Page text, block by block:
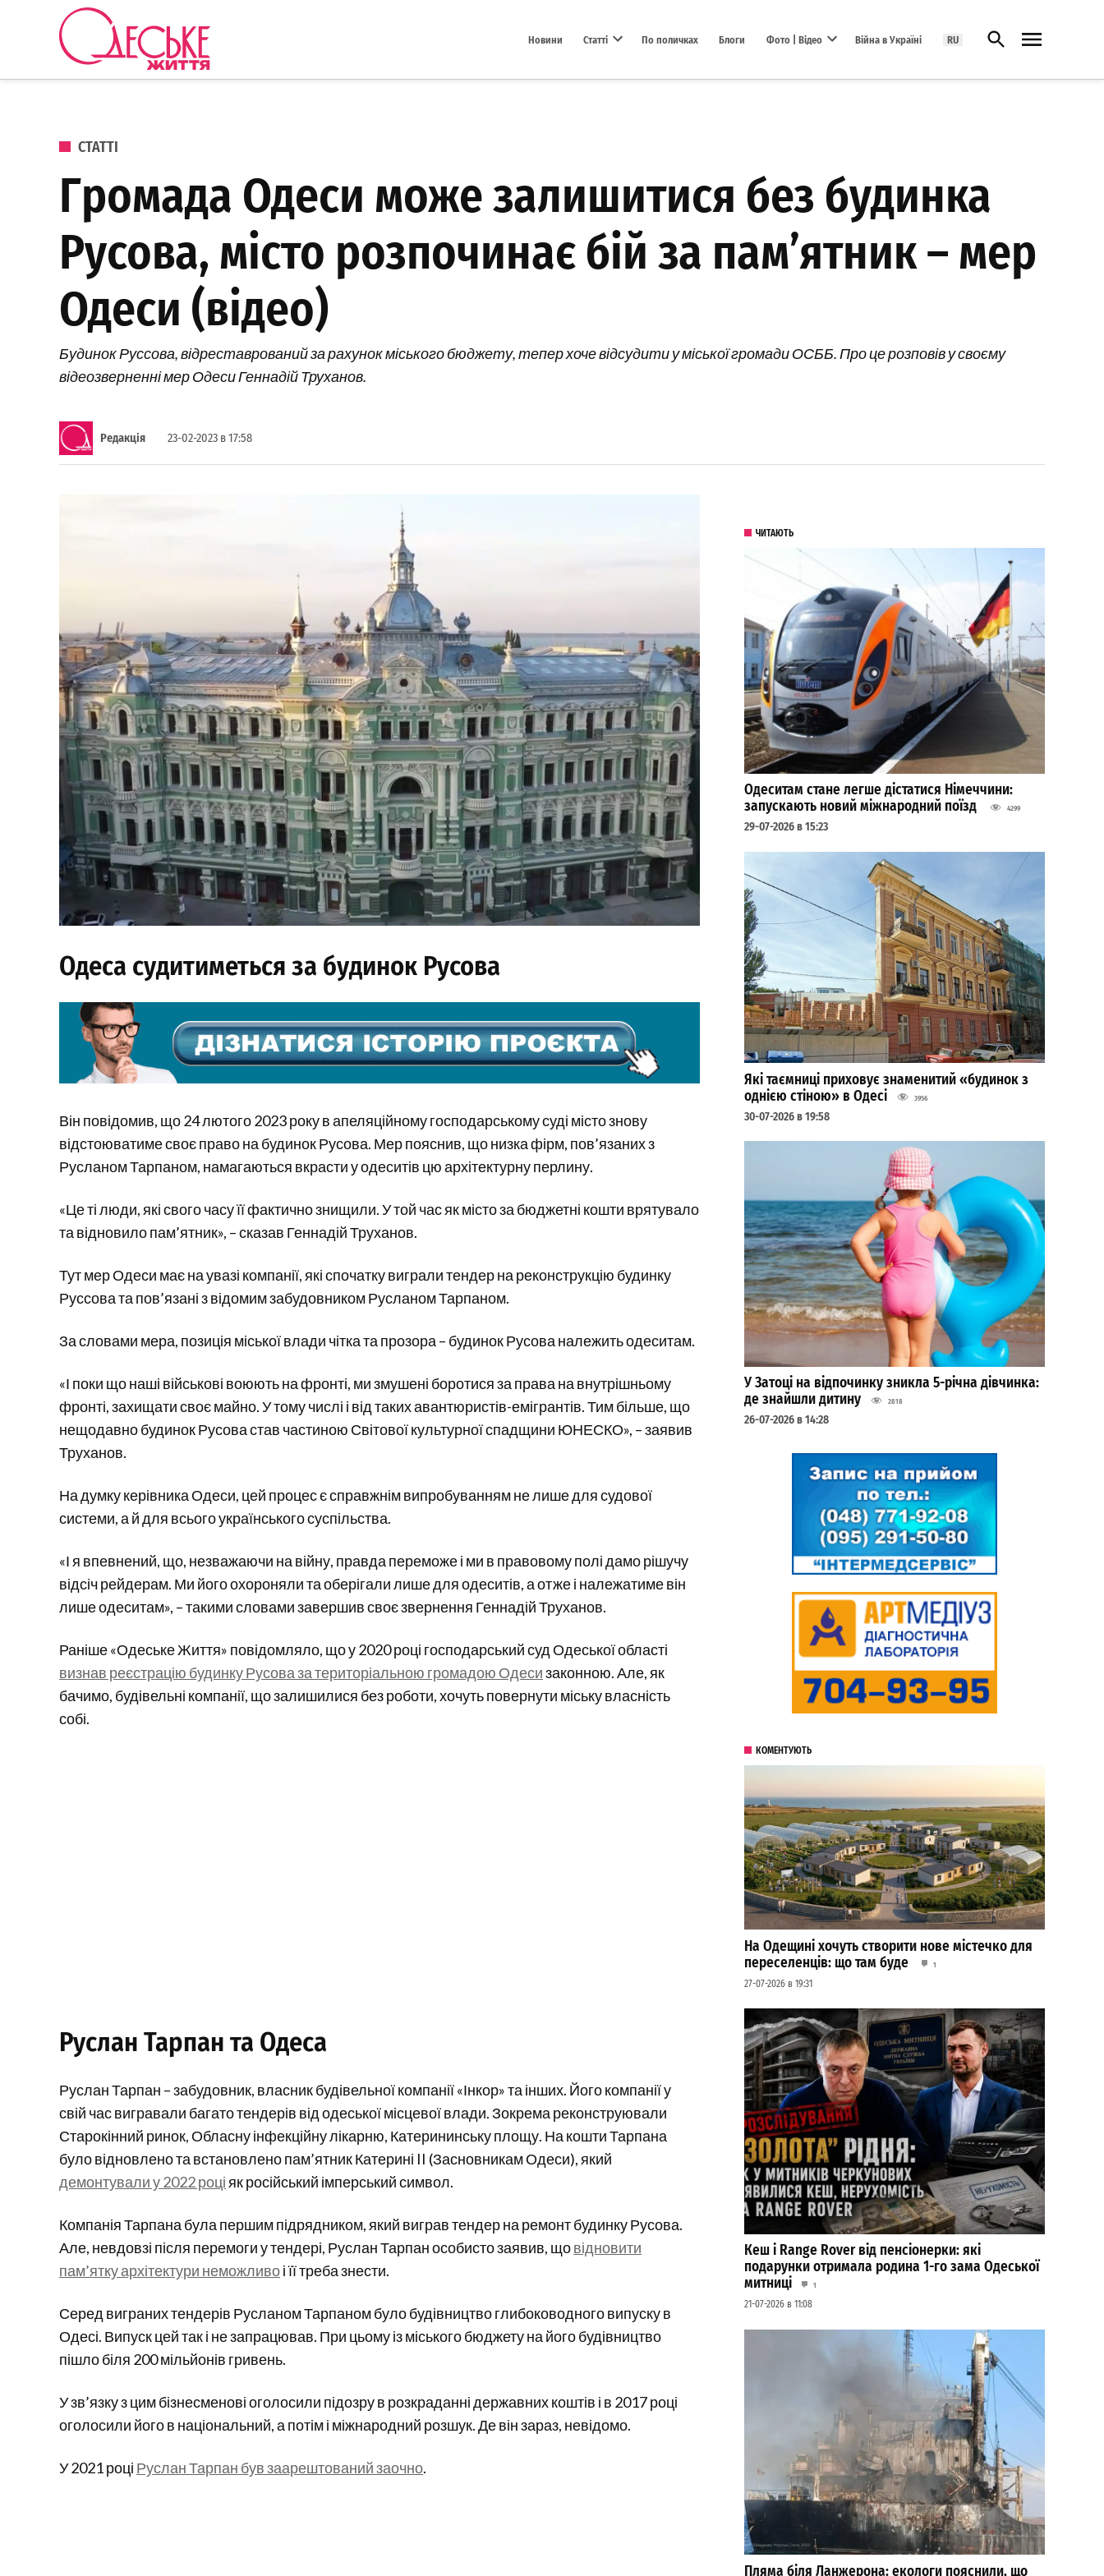
Перейти до вмісту
Новини Статті По поличках Блоги Фото | Відео Війна в Україні RU Відкрити пошук
ОПУБЛІКОВАНО В
СТАТТІ
Громада Одеси може залишитися без будинка
Русова, місто розпочинає бій за пам’ятник – мер
Одеси (відео)
Будинок Руссова, відреставрований за рахунок міського бюджету, тепер хоче відсудити у міської громади ОСББ. Про це розповів у своєму
відеозверненні мер Одеси Геннадій Труханов.
Редакція 23-02-2023 в 17:58
Одеса судитиметься за будинок Русова
Він повідомив, що 24 лютого 2023 року в апеляційному господарському суді місто знову
відстоюватиме своє право на будинок Русова. Мер пояснив, що низка фірм, пов’язаних з
Русланом Тарпаном, намагаються вкрасти у одеситів цю архітектурну перлину.
«Це ті люди, які свого часу її фактично знищили. У той час як місто за бюджетні кошти врятувало
та відновило пам’ятник», – сказав Геннадій Труханов.
Тут мер Одеси має на увазі компанії, які спочатку виграли тендер на реконструкцію будинку
Руссова та пов’язані з відомим забудовником Русланом Тарпаном.
За словами мера, позиція міської влади чітка та прозора – будинок Русова належить одеситам.
«І поки що наші військові воюють на фронті, ми змушені боротися за права на внутрішньому
фронті, захищати своє майно. У тому числі і від таких авантюристів-емігрантів. Тим більше, що
нещодавно будинок Русова став частиною Світової культурної спадщини ЮНЕСКО», – заявив
Труханов.
На думку керівника Одеси, цей процес є справжнім випробуванням не лише для судової
системи, а й для всього українського суспільства.
«І я впевнений, що, незважаючи на війну, правда переможе і ми в правовому полі дамо рішучу
відсіч рейдерам. Ми його охороняли та оберігали лише для одеситів, а отже і належатиме він
лише одеситам», – такими словами завершив своє звернення Геннадій Труханов.
Раніше «Одеське Життя» повідомляло, що у 2020 році господарський суд Одеської області
визнав реєстрацію будинку Русова за територіальною громадою Одесизаконною. Але, як
бачимо, будівельні компанії, що залишилися без роботи, хочуть повернути міську власність
собі.
Руслан Тарпан та Одеса
Руслан Тарпан – забудовник, власник будівельної компанії «Інкор» та інших. Його компанії у
свій час вигравали багато тендерів від одеської місцевої влади. Зокрема реконструювали
Старокінний ринок, Обласну інфекційну лікарню, Катерининську площу. На кошти Тарпана
було відновлено та встановлено пам’ятник Катерині II (Засновникам Одеси), який
демонтували у 2022 році як російський імперський символ.
Компанія Тарпана була першим підрядником, який виграв тендер на ремонт будинку Русова.
Але, невдовзі після перемоги у тендері, Руслан Тарпан особисто заявив, щовідновити
пам’ятку архітектури неможливоі її треба знести.
Серед виграних тендерів Русланом Тарпаном було будівництво глибоководного випуску в
Одесі. Випуск цей так і не запрацював. При цьому із міського бюджету на його будівництво
пішло біля 200 мільйонів гривень.
У зв’язку з цим бізнесменові оголосили підозру в розкраданні державних коштів і в 2017 році
оголосили його в національний, а потім і міжнародний розшук. Де він зараз, невідомо.
У 2021 році Руслан Тарпан був заарештований заочно.
ЧИТАЮТЬ
Одеситам стане легше дістатися Німеччини:
запускають новий міжнародний поїзд
4299
29-07-2026 в 15:23
Які таємниці приховує знаменитий «будинок з
однією стіною» в Одесі
3956
30-07-2026 в 19:58
У Затоці на відпочинку зникла 5-річна дівчинка:
де знайшли дитину
2818
26-07-2026 в 14:28
КОМЕНТУЮТЬ
На Одещині хочуть створити нове містечко для
переселенців: що там буде
1
27-07-2026 в 19:31
Кеш і Range Rover від пенсіонерки: які
подарунки отримала родина 1-го зама Одеської
митниці
1
21-07-2026 в 11:08
Пляма біля Ланжерона: екологи пояснили, що